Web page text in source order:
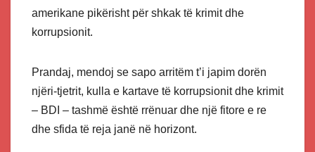
amerikane pikërisht për shkak të krimit dhe
korrupsionit.
Prandaj, mendoj se sapo arritëm t’i japim dorën
njëri-tjetrit, kulla e kartave të korrupsionit dhe krimit
– BDI – tashmë është rrënuar dhe një fitore e re
dhe sfida të reja janë në horizont.